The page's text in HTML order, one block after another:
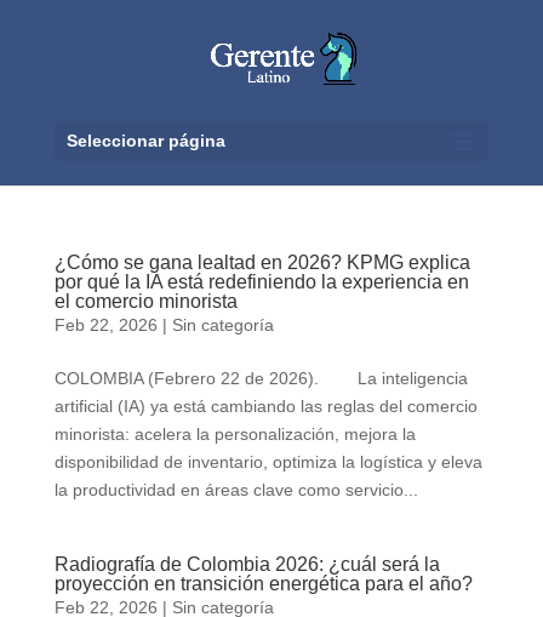
Seleccionar página
¿Cómo se gana lealtad en 2026? KPMG explica
por qué la IA está redefiniendo la experiencia en
el comercio minorista
Feb 22, 2026 | Sin categoría
COLOMBIA (Febrero 22 de 2026). La inteligencia
artificial (IA) ya está cambiando las reglas del comercio
minorista: acelera la personalización, mejora la
disponibilidad de inventario, optimiza la logística y eleva
la productividad en áreas clave como servicio...
Radiografía de Colombia 2026: ¿cuál será la
proyección en transición energética para el año?
Feb 22, 2026 | Sin categoría